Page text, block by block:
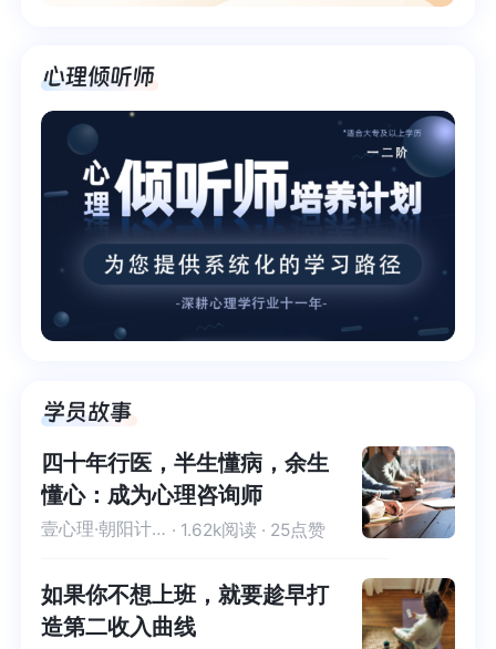
四十年行医，半生懂病，余生
懂心：成为心理咨询师
壹心理·朝阳计划-优秀学员 · 1.62k阅读 · 25点赞
如果你不想上班，就要趁早打
造第二收入曲线